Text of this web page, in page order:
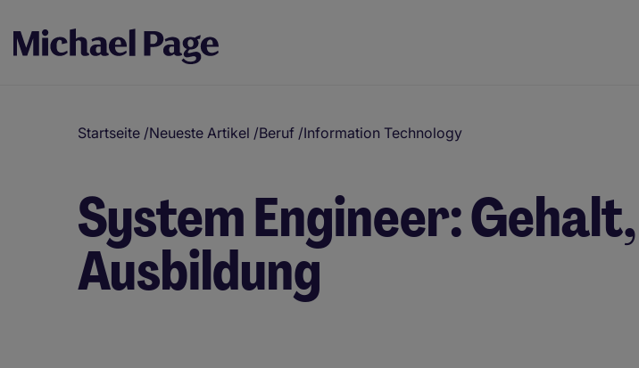
Startseite /Neueste Artikel /Beruf /Information Technology
System Engineer:
Ausbildung